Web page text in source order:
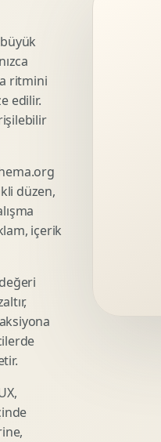
Tasarimi
Tasarimi
Kreatifi
Tasarimi
Gorseli
ritmini
edilir.
düzen,
içerik